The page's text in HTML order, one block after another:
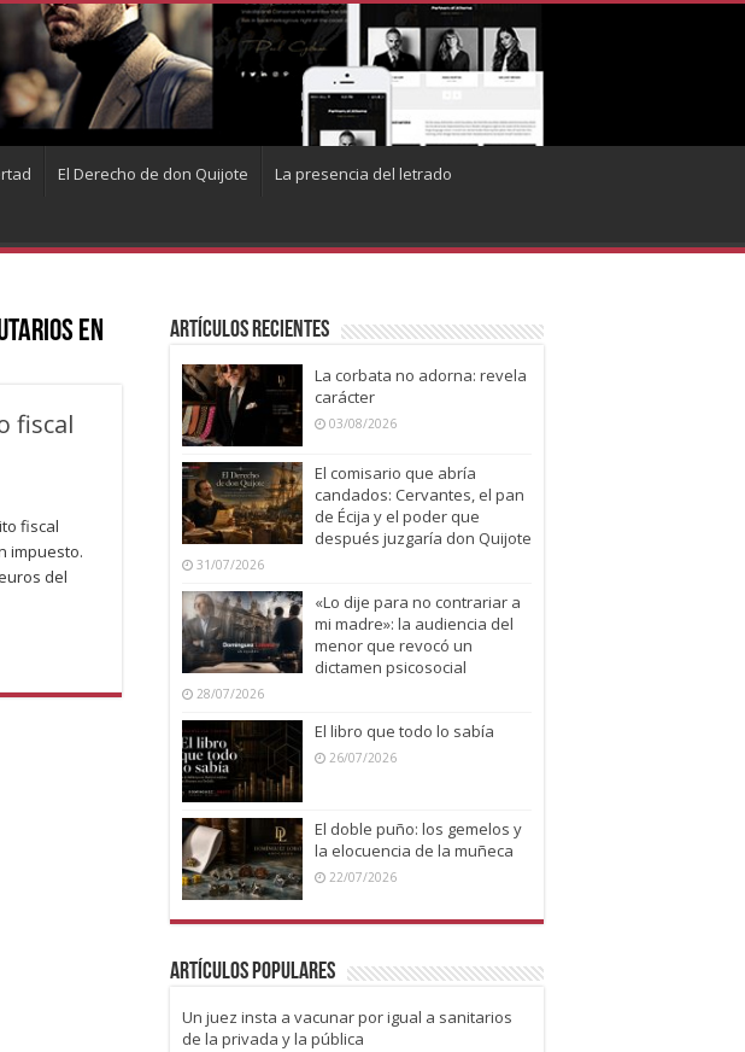
El Derecho de don Quijote La presencia del letrado
en
fiscal
fiscal
impuesto.
del
Artículos recientes
La corbata no adorna: revela
carácter
03/08/2026
El comisario que abría
candados: Cervantes, el pan
de Écija y el poder que
después juzgaría don Quijote
31/07/2026
«Lo dije para no contrariar a
mi madre»: la audiencia del
menor que revocó un
dictamen psicosocial
28/07/2026
El libro que todo lo sabía
26/07/2026
El doble puño: los gemelos y
la elocuencia de la muñeca
22/07/2026
Artículos Populares
Un juez insta a vacunar por igual a sanitarios
de la privada y la pública